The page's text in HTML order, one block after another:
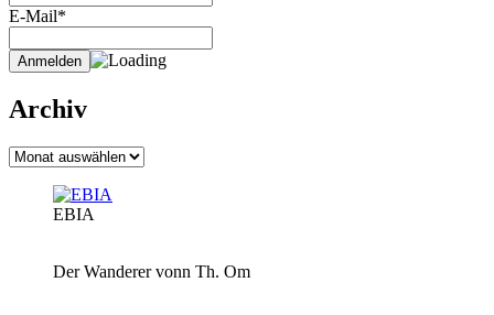
E-Mail*
Archiv
Archiv
EBIA
Der Wanderer vonn Th. Om